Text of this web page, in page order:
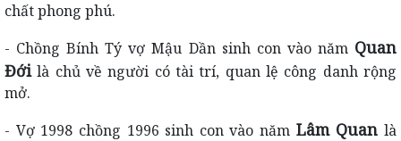
chất phong phú.
- Chồng Bính Tý vợ Mậu Dần sinh con vào năm Quan
Đớilà chủ về người có tài trí, quan lệ công danh rộng
mở.
- Vợ 1998 chồng 1996 sinh con vào năm Lâm Quan là